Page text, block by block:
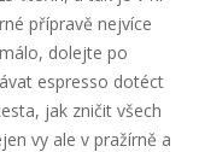
přípravě nejvíce
dolejte po
espresso dotéct
jak zničit všech
vy ale v pražírně a